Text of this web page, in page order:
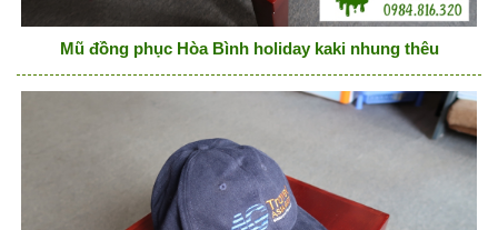
Mũ đồng phục Hòa Bình holiday kaki nhung thêu